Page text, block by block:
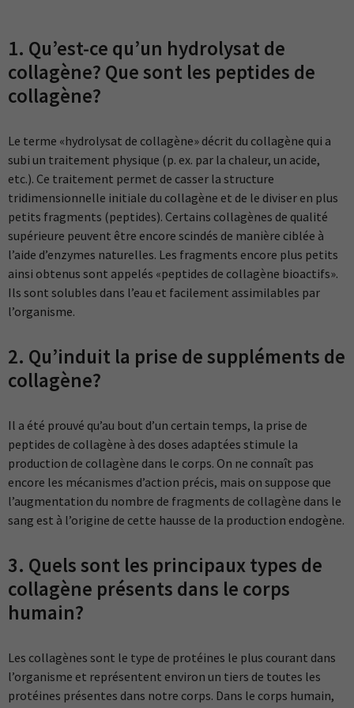
1. Qu’est-ce qu’un hydrolysat de
collagène? Que sont les peptides de
collagène?
Le terme «hydrolysat de collagène» décrit du collagène qui a
subi un traitement physique (p. ex. par la chaleur, un acide,
etc.). Ce traitement permet de casser la structure
tridimensionnelle initiale du collagène et de le diviser en plus
petits fragments (peptides). Certains collagènes de qualité
supérieure peuvent être encore scindés de manière ciblée à
l’aide d’enzymes naturelles. Les fragments encore plus petits
ainsi obtenus sont appelés «peptides de collagène bioactifs».
Ils sont solubles dans l’eau et facilement assimilables par
l’organisme.
2. Qu’induit la prise de suppléments de
collagène?
Il a été prouvé qu’au bout d’un certain temps, la prise de
peptides de collagène à des doses adaptées stimule la
production de collagène dans le corps. On ne connaît pas
encore les mécanismes d’action précis, mais on suppose que
l’augmentation du nombre de fragments de collagène dans le
sang est à l’origine de cette hausse de la production endogène.
3. Quels sont les principaux types de
collagène présents dans le corps
humain?
Les collagènes sont le type de protéines le plus courant dans
l’organisme et représentent environ un tiers de toutes les
protéines présentes dans notre corps. Dans le corps humain,